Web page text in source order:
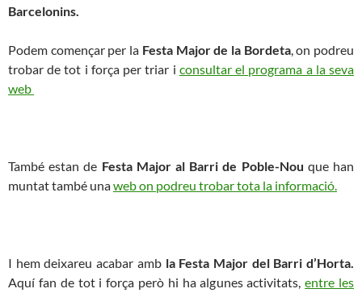
Barcelonins.
Podem començar per la Festa Major de la Bordeta, on podreu
trobar de tot i força per triar i consultar el programa a la seva
web
També estan de Festa Major al Barri de Poble-Nou que han
muntat també unaweb on podreu trobar tota la informació.
I hem deixareu acabar amb la Festa Major del Barri d’Horta.
Aquí fan de tot i força però hi ha algunes activitats,entre les